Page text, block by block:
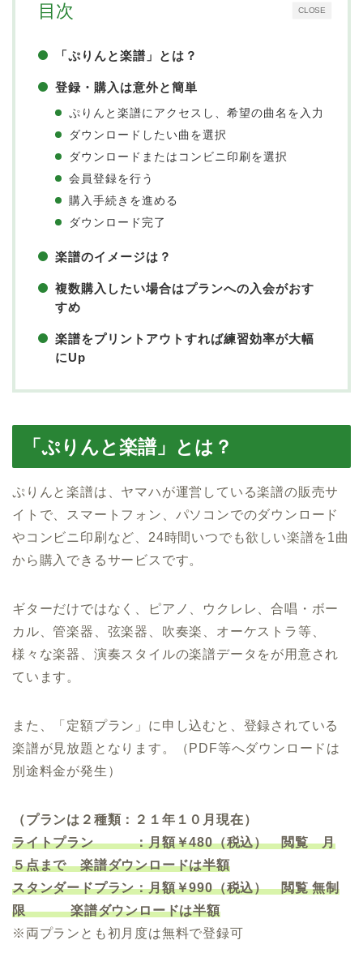
CLOSE
目次
「ぷりんと楽譜」とは？
登録・購入は意外と簡単
ぷりんと楽譜にアクセスし、希望の曲名を入力
ダウンロードしたい曲を選択
ダウンロードまたはコンビニ印刷を選択
会員登録を行う
購入手続きを進める
ダウンロード完了
楽譜のイメージは？
複数購入したい場合はプランへの入会がおす
すめ
楽譜をプリントアウトすれば練習効率が大幅
にUp
「ぷりんと楽譜」とは？
ぷりんと楽譜は、ヤマハが運営している楽譜の販売サ
イトで、スマートフォン、パソコンでのダウンロード
やコンビニ印刷など、24時間いつでも欲しい楽譜を1曲
から購入できるサービスです。
ギターだけではなく、ピアノ、ウクレレ、合唱・ボー
カル、管楽器、弦楽器、吹奏楽、オーケストラ等、
様々な楽器、演奏スタイルの楽譜データをが用意され
ています。
また、「定額プラン」に申し込むと、登録されている
楽譜が見放題となります。（PDF等へダウンロードは
別途料金が発生）
（プランは２種類：２１年１０月現在）
ライトプラン ：月額￥480（税込） 閲覧 月
５点まで 楽譜ダウンロードは半額
スタンダードプラン：月額￥990（税込） 閲覧 無制
限 楽譜ダウンロードは半額
※両プランとも初月度は無料で登録可